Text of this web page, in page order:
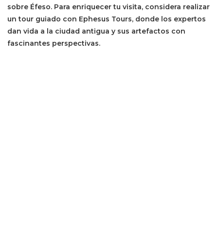
sobre Éfeso. Para enriquecer tu visita, considera realizar
un tour guiado con Ephesus Tours, donde los expertos
dan vida a la ciudad antigua y sus artefactos con
fascinantes perspectivas.